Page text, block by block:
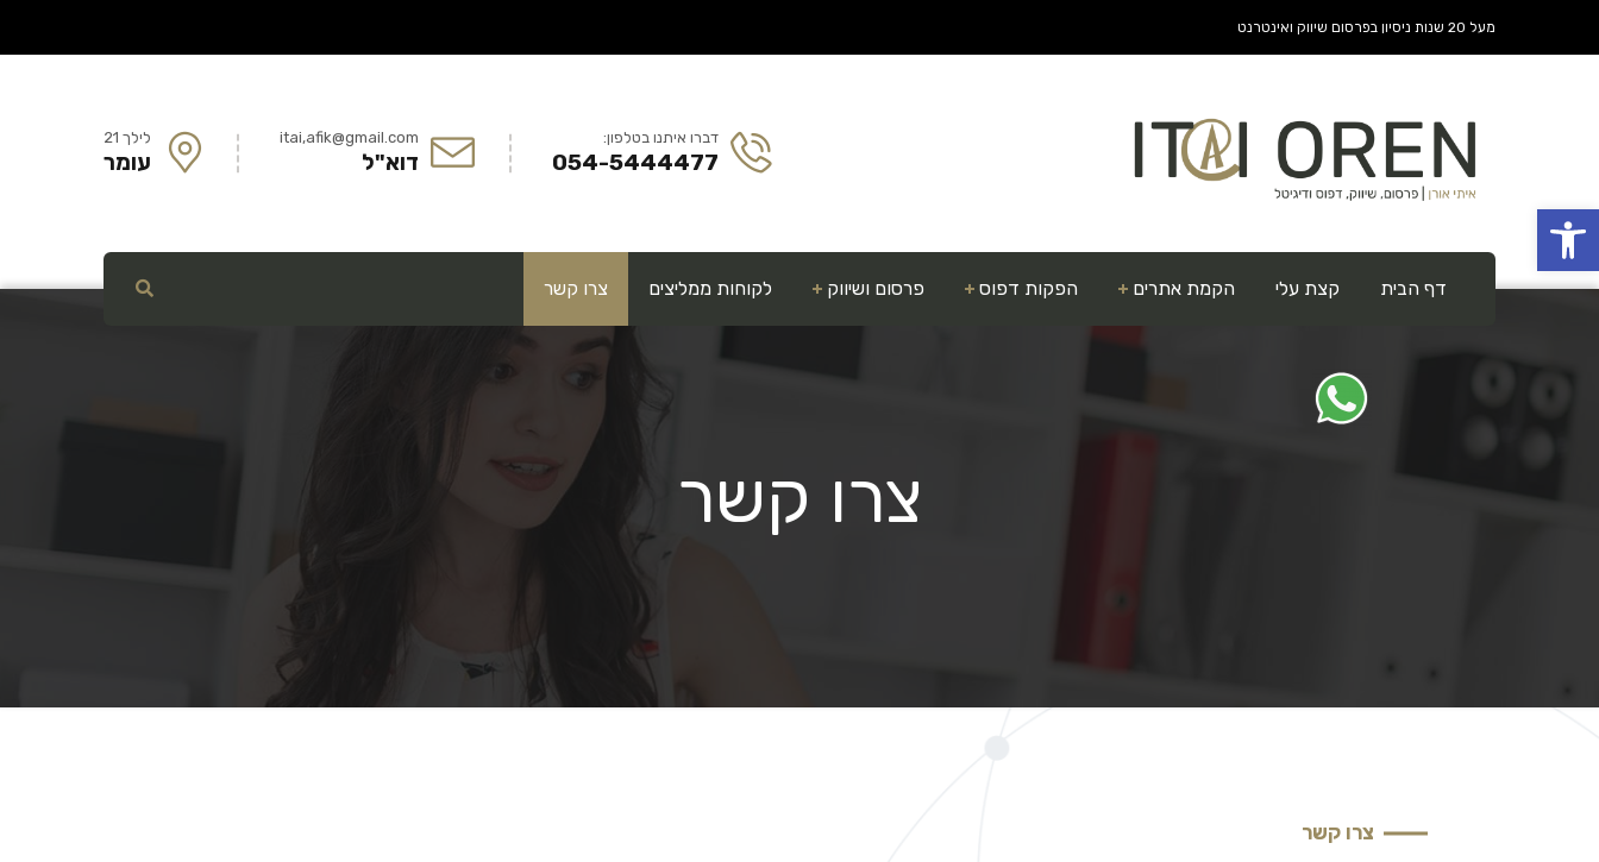
פתח סרגל נגישות
מעל 20 שנות ניסיון בפרסום שיווק ואינטרנט
דברו איתנו בטלפון:
054-5444477
itai,afik@gmail.com
דוא"ל
לילך 21
עומר
דף הבית קצת עלי הקמת אתרים הפקות דפוס פרסום ושיווק לקוחות ממליצים צרו קשר
צרו קשר
צרו קשר